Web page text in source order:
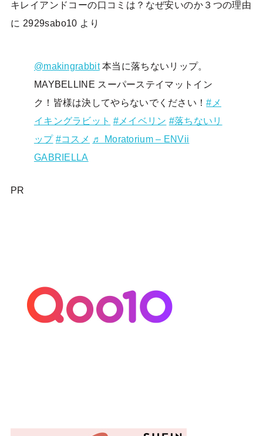
キレイアンドコーの口コミは？なぜ安いのか３つの理由
に 2929sabo10 より
@makingrabbit本当に落ちないリップ。
MAYBELLINE スーパーステイマットイン
ク！皆様は決してやらないでください！#メ
イキングラビット #メイベリン #落ちないリ
ップ #コスメ ♬ Moratorium – ENVii
GABRIELLA
PR